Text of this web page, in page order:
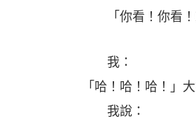
「你看！你看！
我：
「哈！哈！哈！」大
我說：